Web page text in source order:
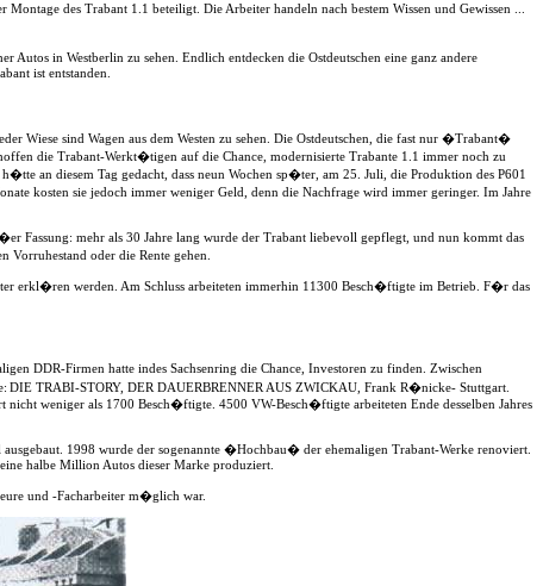
des Trabant 1.1 beteiligt. Die Arbeiter handeln nach bestem Wissen und Gewissen ...
Autos in Westberlin zu sehen. Endlich entdecken die Ostdeutschen eine ganz andere
ist entstanden.
Wiese sind Wagen aus dem Westen zu sehen. Die Ostdeutschen, die fast nur �Trabant�
die Trabant-Werkt�tigen auf die Chance, modernisierte Trabante 1.1 immer noch zu
an diesem Tag gedacht, dass neun Wochen sp�ter, am 25. Juli, die Produktion des P601
kosten sie jedoch immer weniger Geld, denn die Nachfrage wird immer geringer. Im Jahre
Fassung: mehr als 30 Jahre lang wurde der Trabant liebevoll gepflegt, und nun kommt das
oder die Rente gehen.
erkl�ren werden. Am Schluss arbeiteten immerhin 11300 Besch�ftigte im Betrieb. F�r das
DDR-Firmen hatte indes Sachsenring die Chance, Investoren zu finden. Zwischen
DIE TRABI-STORY, DER DAUERBRENNER AUS ZWICKAU, Frank R�nicke- Stuttgart.
weniger als 1700 Besch�ftigte. 4500 VW-Besch�ftigte arbeiteten Ende desselben Jahres
1998 wurde der sogenannte �Hochbau� der ehemaligen Trabant-Werke renoviert.
halbe Million Autos dieser Marke produziert.
und -Facharbeiter m�glich war.